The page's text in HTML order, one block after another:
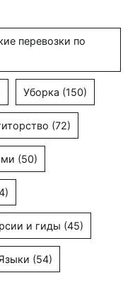
перевозки по
Уборка (150)
(72)
(50)
и гиды (45)
(54)